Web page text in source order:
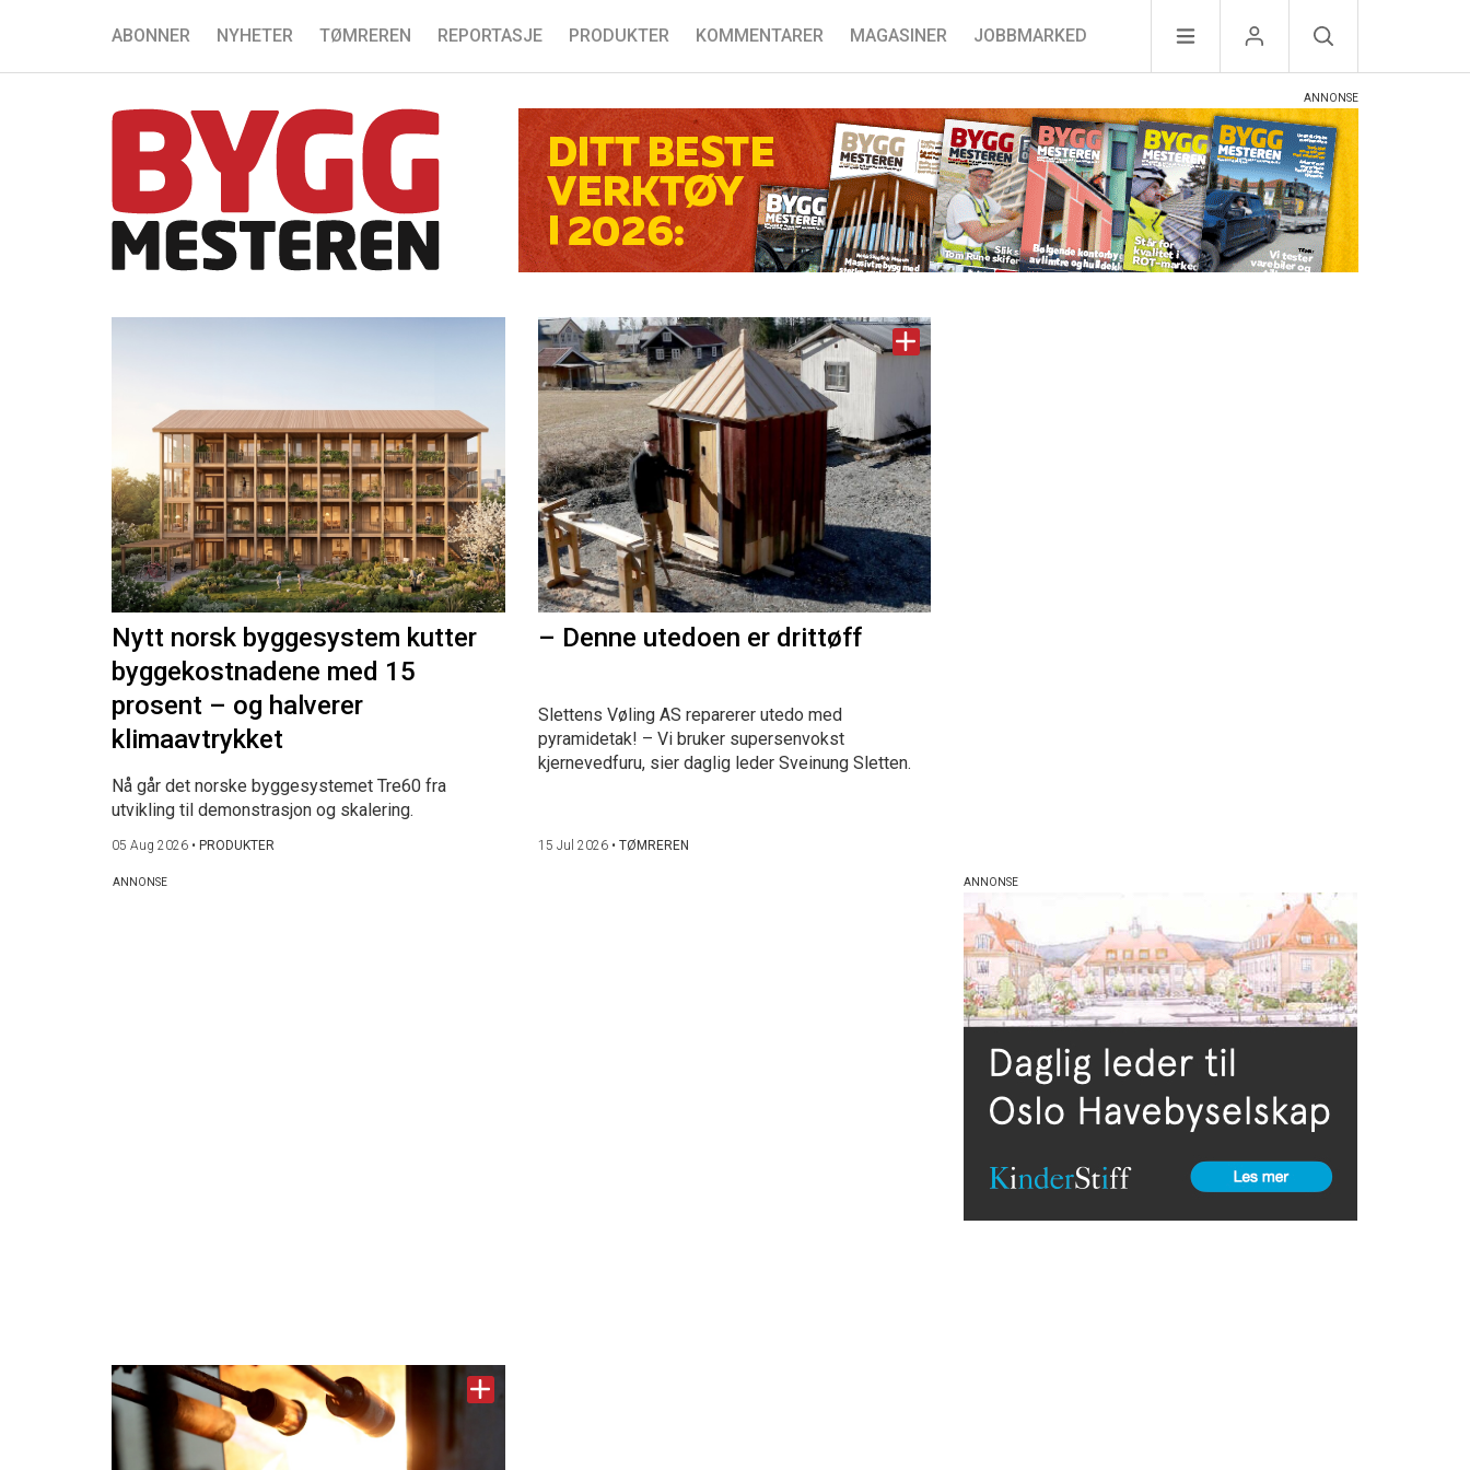
ABONNER NYHETER TØMREREN REPORTASJE PRODUKTER KOMMENTARER MAGASINER JOBBMARKED
Nytt norsk byggesystem kutter
byggekostnadene med 15
prosent – og halverer
klimaavtrykket
Nå går det norske byggesystemet Tre60 fra
utvikling til demonstrasjon og skalering.
05 Aug 2026 • PRODUKTER
– Denne utedoen er drittøff
Slettens Vøling AS reparerer utedo med
pyramidetak! – Vi bruker supersenvokst
kjernevedfuru, sier daglig leder Sveinung Sletten.
15 Jul 2026• TØMREREN